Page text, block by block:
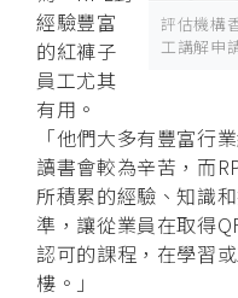
評估機構
工講解申
經驗豐富
的紅褲子
員工尤其
有用。
「他們大多有豐富行
讀書會較為辛苦，而
所積累的經驗、知識
準，讓從業員在取得
認可的課程，在學習
樓。」